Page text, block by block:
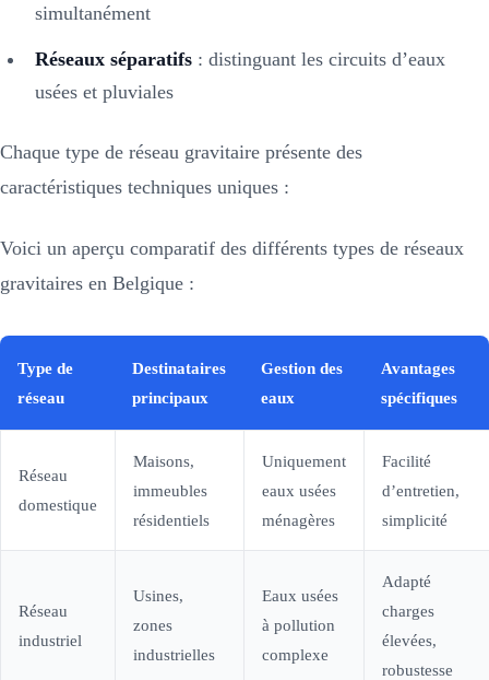
simultanément
Réseaux séparatifs : distinguant les circuits d’eaux
usées et pluviales
Chaque type de réseau gravitaire présente des
caractéristiques techniques uniques :
Voici un aperçu comparatif des différents types de réseaux
gravitaires en Belgique :
Type de
réseau
Destinataires
principaux
Gestion des
eaux
Avantages
spécifiques
Réseau
domestique
Maisons,
immeubles
résidentiels
Uniquement
eaux usées
ménagères
Facilité
d’entretien,
simplicité
Réseau
industriel
Usines,
zones
industrielles
Eaux usées
à pollution
complexe
Adapté
charges
élevées,
robustesse